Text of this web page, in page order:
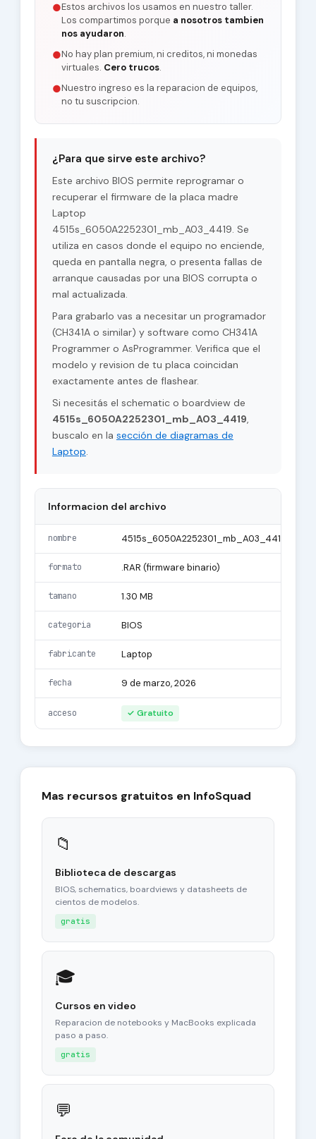
●Estos archivos los usamos en nuestro taller.
Los compartimos porque a nosotros tambien
nos ayudaron.
●No hay plan premium, ni creditos, ni monedas
virtuales. Cero trucos.
●Nuestro ingreso es la reparacion de equipos,
no tu suscripcion.
¿Para que sirve este archivo?
Este archivo BIOS permite reprogramar o
recuperar el firmware de la placa madre
Laptop
4515s_6050A2252301_mb_A03_4419. Se
utiliza en casos donde el equipo no enciende,
queda en pantalla negra, o presenta fallas de
arranque causadas por una BIOS corrupta o
mal actualizada.
Para grabarlo vas a necesitar un programador
(CH341A o similar) y software como CH341A
Programmer o AsProgrammer. Verifica que el
modelo y revision de tu placa coincidan
exactamente antes de flashear.
Si necesitás el schematic o boardview de
4515s_6050A2252301_mb_A03_4419,
buscalo en la sección de diagramas de
Laptop.
Informacion del archivo
nombre 4515s_6050A2252301_mb_A03_4419.rar
formato .RAR (firmware binario)
tamano 1.30 MB
categoria BIOS
fabricante Laptop
fecha 9 de marzo, 2026
acceso ✓ Gratuito
Mas recursos gratuitos en InfoSquad
📁
Biblioteca de descargas
BIOS, schematics, boardviews y datasheets de
cientos de modelos.
gratis
🎓
Cursos en video
Reparacion de notebooks y MacBooks explicada
paso a paso.
gratis
💬